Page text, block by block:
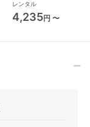
ベビーカー
レンタル
4,235円 〜